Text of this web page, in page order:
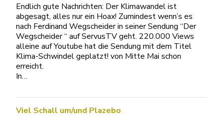
Endlich gute Nachrichten: Der Klimawandel ist
abgesagt, alles nur ein Hoax! Zumindest wenn’s es
nach Ferdinand Wegscheider in seiner Sendung “Der
Wegscheider “ auf ServusTV geht. 220.000 Views
alleine auf Youtube hat die Sendung mit dem Titel
Klima-Schwindel geplatzt! von Mitte Mai schon
erreicht.
In…
Viel Schall um/und Plazebo